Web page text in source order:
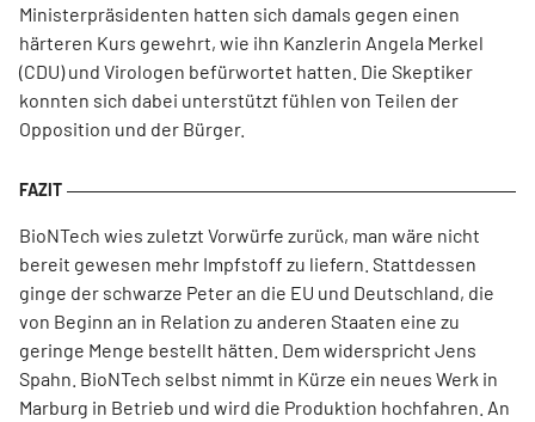
Ministerpräsidenten hatten sich damals gegen einen
härteren Kurs gewehrt, wie ihn Kanzlerin Angela Merkel
(CDU) und Virologen befürwortet hatten. Die Skeptiker
konnten sich dabei unterstützt fühlen von Teilen der
Opposition und der Bürger.
BioNTech wies zuletzt Vorwürfe zurück, man wäre nicht
bereit gewesen mehr Impfstoff zu liefern. Stattdessen
ginge der schwarze Peter an die EU und Deutschland, die
von Beginn an in Relation zu anderen Staaten eine zu
geringe Menge bestellt hätten. Dem widerspricht Jens
Spahn. BioNTech selbst nimmt in Kürze ein neues Werk in
Marburg in Betrieb und wird die Produktion hochfahren. An